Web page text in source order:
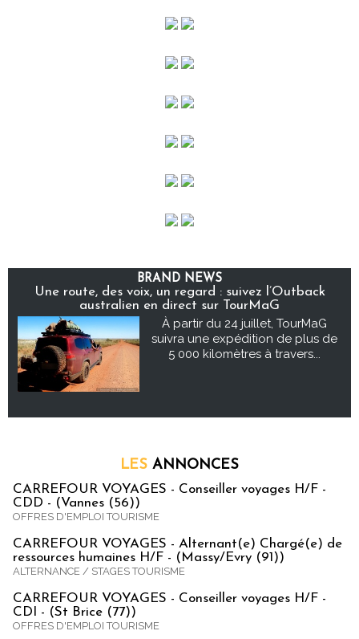
BRAND NEWS
Une route, des voix, un regard : suivez l’Outback
australien en direct sur TourMaG
À partir du 24 juillet, TourMaG
suivra une expédition de plus de
5 000 kilomètres à travers...
LES ANNONCES
CARREFOUR VOYAGES - Conseiller voyages H/F -
CDD - (Vannes (56))
OFFRES D'EMPLOI TOURISME
CARREFOUR VOYAGES - Alternant(e) Chargé(e) de
ressources humaines H/F - (Massy/Evry (91))
ALTERNANCE / STAGES TOURISME
CARREFOUR VOYAGES - Conseiller voyages H/F -
CDI - (St Brice (77))
OFFRES D'EMPLOI TOURISME